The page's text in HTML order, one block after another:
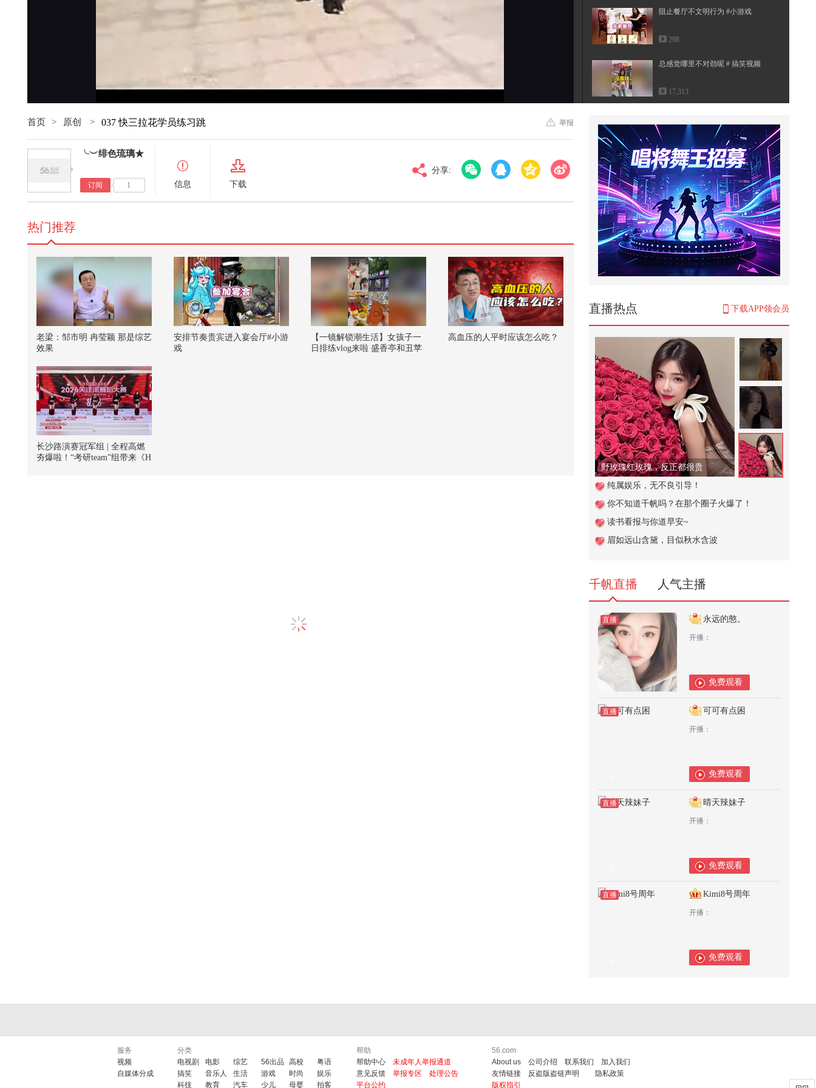
标清
阻止餐厅不文明行为 #小游戏
298
总感觉哪里不对劲呢 # 搞笑视频
17,313
金价太贵为由拒绝购买三金，这让
她...
11,928
@曾可妮 专访上线！提前做好耐力
训练准备简直斗志满满！新歌3.29
即...
2,740
举起多重的重量
1,417
中俄舰队主力在青岛集结完毕，必
当我准备好出门但是下雨叫不到车
时，我顺手弹弹重型听琴弦霹雳吧
啦...
42,143
户外捕鱼：小伙为了捕鱼将全身裹
满泥巴
89,291
【一键解锁潮生活】乐队来新人
了！Hrtzwav出道专拆专#地球online
秋...
157
这个视频也太好看了吧。#二次元 #
1,027
俄原油炼完再卖回去 印度这波稳赚
不赔
首页 > 原创 > 037 快三拉花学员练习跳 举报
╰︶绯色琉璃★
订阅 1 信息 下载
分享:
直播热点 下载APP领会员
古筝国风仙女沫沫吖
纯属娱乐，无不良引导！
你不知道千帆吗？在那个圈子火爆了！
读书看报与你道早安~
眉如远山含黛，目似秋水含波
千帆直播 人气主播
直播
0
永远的憨。
开播：
免费观看
直播 可可有点困
开播：
免费观看
直播 晴天辣妹子
开播：
免费观看
直播 Kimi8号周年
开播：
免费观看
热门推荐
老梁：邹市明 冉莹颖 那是综艺
效果
安排节奏贵宾进入宴会厅#小游
戏
【一镜解锁潮生活】女孩子一
日排练vlog来啦 盛香亭和丑苹
高血压的人平时应该怎么吃？
长沙路演赛冠军组 | 全程高燃
夯爆啦！“考研team”组带来《H
服务
视频
自媒体分成
分类
电视剧
电影 综艺 56出品 高校
粤语
搞笑
音乐人 生活 游戏 时尚
娱乐
科技
教育 汽车 少儿 母婴 拍客
帮助
帮助中心
未成年人举报通道
意见反馈
举报专区
处理公告
平台公约
56.com
About us
公司介绍 联系我们
加入我们
友情链接
反盗版盗链声明
隐私政策
版权指引